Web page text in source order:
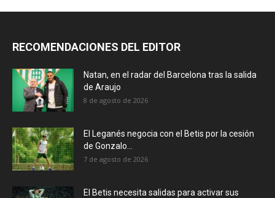
RECOMENDACIONES DEL EDITOR
Natan, en el radar del Barcelona tras la salida
de Araujo
8 de agosto de 2026
El Leganés negocia con el Betis por la cesión
de Gonzalo...
7 de agosto de 2026
El Betis necesita salidas para activar sus